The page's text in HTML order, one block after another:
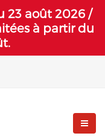
23 août 2026 /
à partir du